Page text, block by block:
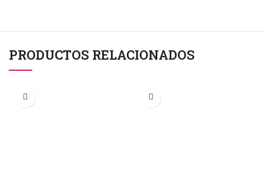
PRODUCTOS RELACIONADOS